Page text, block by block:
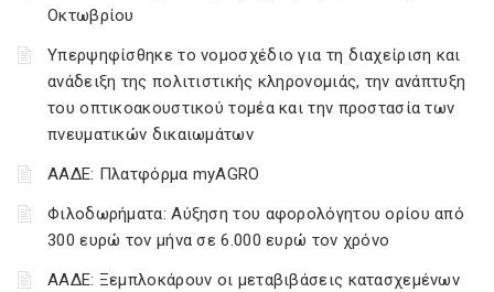
Οκτωβρίου
Υπερψηφίσθηκε το νομοσχέδιο για τη διαχείριση και
ανάδειξη της πολιτιστικής κληρονομιάς, την ανάπτυξη
του οπτικοακουστικού τομέα και την προστασία των
πνευματικών δικαιωμάτων
ΑΑΔΕ: Πλατφόρμα myAGRO
Φιλοδωρήματα: Αύξηση του αφορολόγητου ορίου από
300 ευρώ τον μήνα σε 6.000 ευρώ τον χρόνο
ΑΑΔΕ: Ξεμπλοκάρουν οι μεταβιβάσεις κατασχεμένων